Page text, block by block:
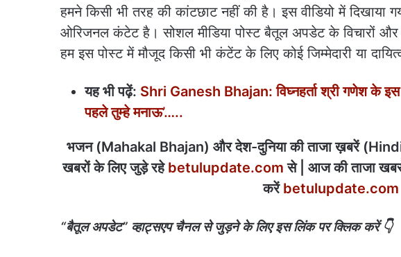
हमने किसी भी तरह की कांटछाट नहीं की है। इस वीडियो में दिखाया
ओरिजनल कंटेट है। सोशल मीडिया पोस्ट बैतूल अपडेट के विचारों और
हम इस पोस्ट में मौजूद किसी भी कंटेंट के लिए कोई जिम्मेदारी या
यह भी पढ़ें: Shri Ganesh Bhajan: विघ्नहर्ता श्री गणेश के
पहले तुम्हे मनाऊ’…..
भजन (Mahakal Bhajan) और देश-दुनिया की ताजा ख़बरें
खबरों के लिए जुड़े रहे betulupdate.com से | आज की ताजा
करें betulupdate.com
“बैतूल अपडेट” व्हाट्सएप चैनल से जुड़ने के लिए इस लिंक पर क्लिक करें 👇